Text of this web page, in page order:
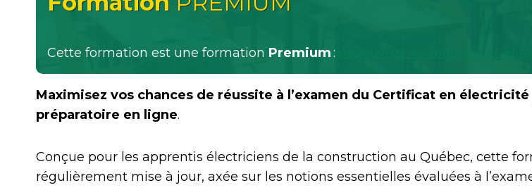
Cette formation est une formation Premium:
Maximisez vos chances de réussite à l’examen du Certificat en
préparatoire en ligne.
Conçue pour les apprentis électriciens de la construction au Québec, cette
régulièrement mise à jour, axée sur les notions essentielles évaluées à